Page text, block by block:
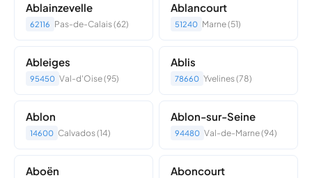
Ablainzevelle
62116 Pas-de-Calais (62)
Ablancourt
51240 Marne (51)
Ableiges
95450 Val-d'Oise (95)
Ablis
78660 Yvelines (78)
Ablon
14600 Calvados (14)
Ablon-sur-Seine
94480 Val-de-Marne (94)
Aboën Aboncourt